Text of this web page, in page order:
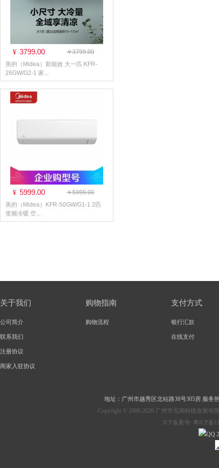
¥ 3799.00
￥3799.00
美的（Midea）新能效 大一匹 KFR-
26GW/G2-1 家...
¥ 5999.00
￥5999.00
美的（Midea）KFR-50GW/G1-1 2匹
变频冷暖 空...
关于我们
公司简介
联系我们
注册协议
商家入驻协议
购物指南
购物流程
支付方式
银行汇款
在线支付
地址： 广州市越秀区北站路38号305房 服务
Copyright © 2000-2026 广州市见闻科技发展
ICP备案号: 粤ICP备